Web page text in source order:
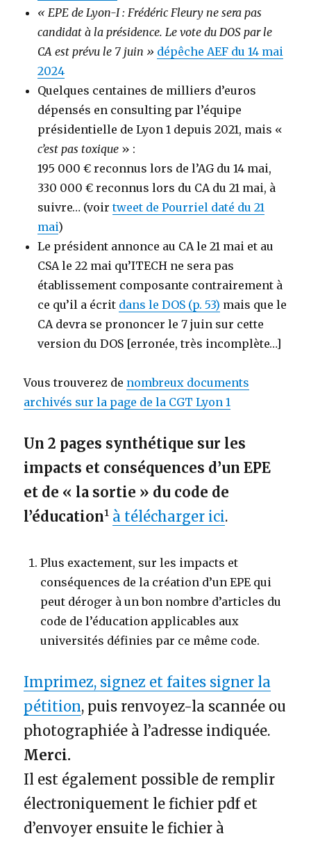
« EPE de Lyon-I : Frédéric Fleury ne sera pas
candidat à la présidence. Le vote du DOS par le
CA est prévu le 7 juin » dépêche AEF du 14 mai
2024
Quelques centaines de milliers d’euros
dépensés en consulting par l’équipe
présidentielle de Lyon 1 depuis 2021, mais «
c’est pas toxique » :
195 000 € reconnus lors de l’AG du 14 mai,
330 000 € reconnus lors du CA du 21 mai, à
suivre… (voirtweet de Pourriel daté du 21
mai)
Le président annonce au CA le 21 mai et au
CSA le 22 mai qu’ITECH ne sera pas
établissement composante contrairement à
ce qu’il a écrit dans le DOS (p. 53) mais que le
CA devra se prononcer le 7 juin sur cette
version du DOS [erronée, très incomplète…]
Vous trouverez de nombreux documents
archivés sur la page de la CGT Lyon 1
Un 2 pages synthétique sur les
impacts et conséquences d’un EPE
et de « la sortie » du code de
l’éducation¹ à télécharger ici.
Plus exactement, sur les impacts et
conséquences de la création d’un EPE qui
peut déroger à un bon nombre d’articles du
code de l’éducation applicables aux
universités définies par ce même code.
Imprimez, signez et faites signer la
pétition, puis renvoyez-la scannée ou
photographiée à l’adresse indiquée.
Merci.
Il est également possible de remplir
électroniquement le fichier pdf et
d’envoyer ensuite le fichier à